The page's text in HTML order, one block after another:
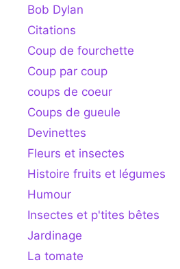
Bob Dylan
Citations
Coup de fourchette
Coup par coup
coups de coeur
Coups de gueule
Devinettes
Fleurs et insectes
Histoire fruits et légumes
Humour
Insectes et p'tites bêtes
Jardinage
La tomate